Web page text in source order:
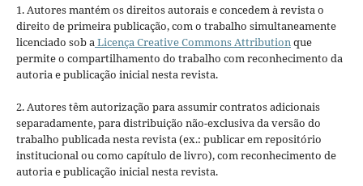
1. Autores mantém os direitos autorais e concedem à revista o
direito de primeira publicação, com o trabalho simultaneamente
licenciado sob aLicença Creative Commons Attributionque
permite o compartilhamento do trabalho com reconhecimento da
autoria e publicação inicial nesta revista.
2. Autores têm autorização para assumir contratos adicionais
separadamente, para distribuição não-exclusiva da versão do
trabalho publicada nesta revista (ex.: publicar em repositório
institucional ou como capítulo de livro), com reconhecimento de
autoria e publicação inicial nesta revista.